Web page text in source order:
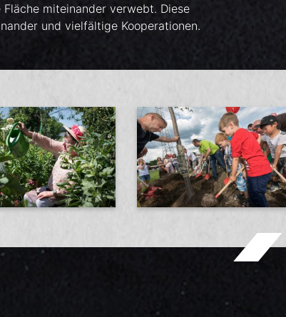
miteinander verwebt. Diese
und vielfältige Kooperationen.